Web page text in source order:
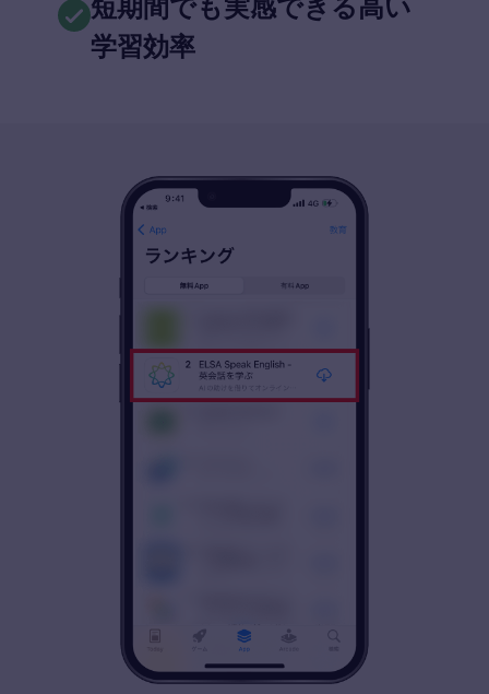
短期間でも実感できる高い
学習効率